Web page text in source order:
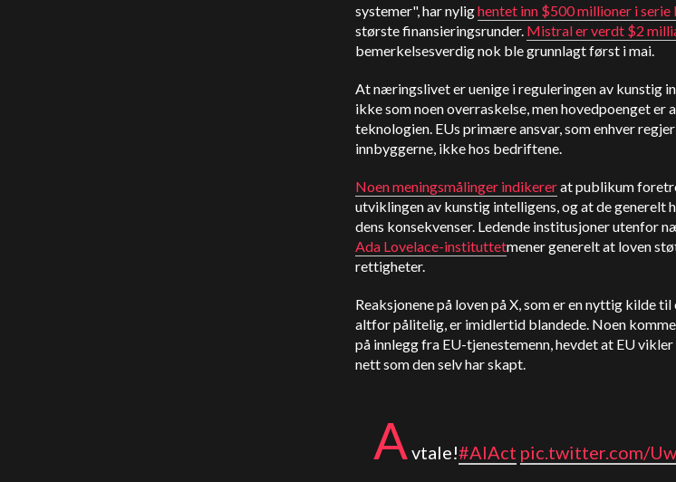
systemer", har nylighentet inn $500 millioner i
største finansieringsrunder. Mistral er verdt $2
bemerkelsesverdig nok ble grunnlagt først i mai.
At næringslivet er uenige i reguleringen av kunstig
ikke som noen overraskelse, men hovedpoenget
teknologien. EUs primære ansvar, som enhver
innbyggerne, ikke hos bedriftene.
Noen meningsmålinger indikererat publikum
utviklingen av kunstig intelligens, og at de
dens konsekvenser. Ledende institusjoner utenfor
Ada Lovelace-instituttetmener generelt at loven
rettigheter.
Reaksjonene på loven på X, som er en nyttig kilde
altfor pålitelig, er imidlertid blandede. Noen
på innlegg fra EU-tjenestemenn, hevdet at EU
nett som den selv har skapt.
A vtale!#AIAct pic.twitter.com/